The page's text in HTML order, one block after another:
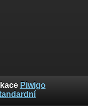
Piwigo